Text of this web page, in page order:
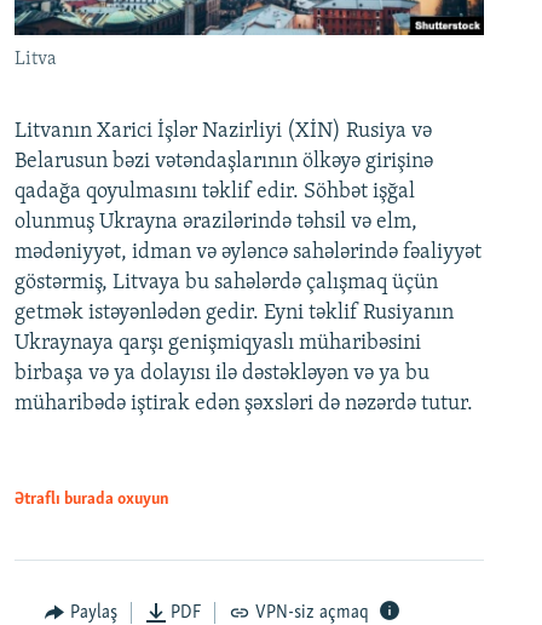
Litva
Litvanın Xarici İşlər Nazirliyi (XİN) Rusiya və
Belarusun bəzi vətəndaşlarının ölkəyə girişinə
qadağa qoyulmasını təklif edir. Söhbət işğal
olunmuş Ukrayna ərazilərində təhsil və elm,
mədəniyyət, idman və əyləncə sahələrində fəaliyyət
göstərmiş, Litvaya bu sahələrdə çalışmaq üçün
getmək istəyənlədən gedir. Eyni təklif Rusiyanın
Ukraynaya qarşı genişmiqyaslı müharibəsini
birbaşa və ya dolayısı ilə dəstəkləyən və ya bu
müharibədə iştirak edən şəxsləri də nəzərdə tutur.
Ətraflı burada oxuyun
Paylaş PDF VPN-siz açmaq